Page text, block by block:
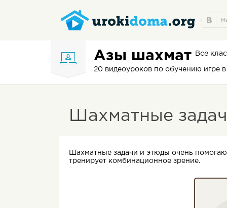
Азы шахмат Все
20 видеоуроков по обучению игре
Шахматные
Шахматные задачи и этюды очень
тренирует комбинационное зрение.